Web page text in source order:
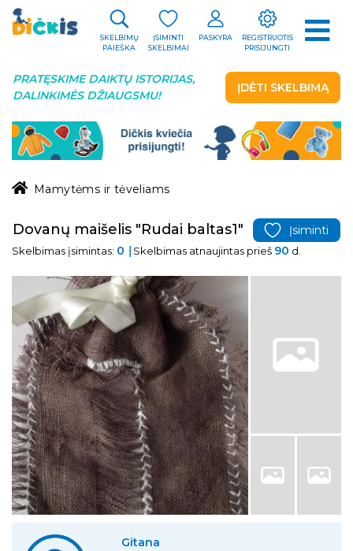
SKELBIMŲ
PAIEŠKA
ĮSIMINTI
SKELBIMAI
PASKYRA
REGISTRUOTIS
PRISIJUNGTI
PRATĘSKIME DAIKTŲ ISTORIJAS,
DALINKIMĖS DŽIAUGSMU!
ĮDĖTI SKELBIMĄ
Mamytėms ir tėveliams
Dovanų maišelis "Rudai baltas1" Įsiminti
Skelbimas įsimintas: 0 Skelbimas atnaujintas prieš 90 d.
Gitana